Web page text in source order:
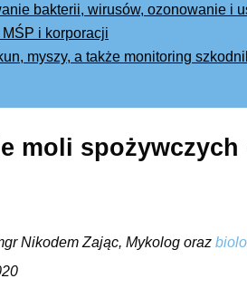
bakterii, wirusów, ozonowanie i
i korporacji
myszy, a także monitoring
moli
Nikodem Zając, Mykolog oraz